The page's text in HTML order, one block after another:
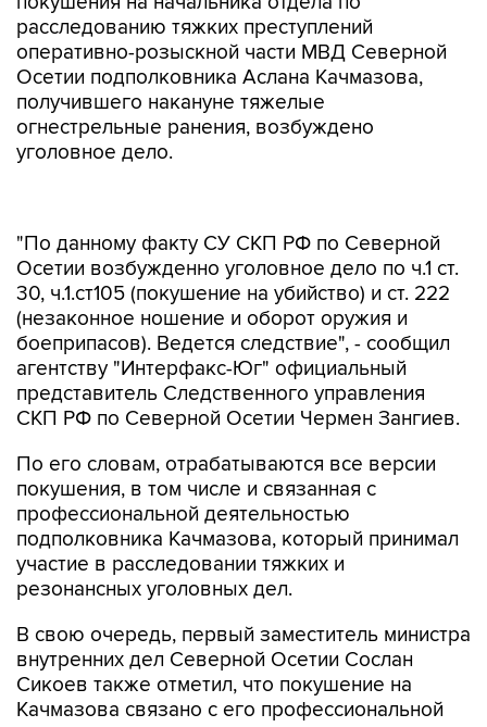
расследованию тяжких преступлений
оперативно-розыскной части МВД Северной
Осетии подполковника Аслана Качмазова,
получившего накануне тяжелые
огнестрельные ранения, возбуждено
уголовное дело.
30, ч.1.ст105 (покушение на убийство) и ст. 222
(незаконное ношение и оборот оружия и
боеприпасов). Ведется следствие", - сообщил
агентству "Интерфакс-Юг" официальный
представитель Следственного управления
СКП РФ по Северной Осетии Чермен Зангиев.
По его словам, отрабатываются все версии
профессиональной деятельностью
подполковника Качмазова, который принимал
участие в расследовании тяжких и
резонансных уголовных дел.
В свою очередь, первый заместитель министра
Сикоев также отметил, что покушение на
Качмазова связано с его профессиональной
деятельностью.